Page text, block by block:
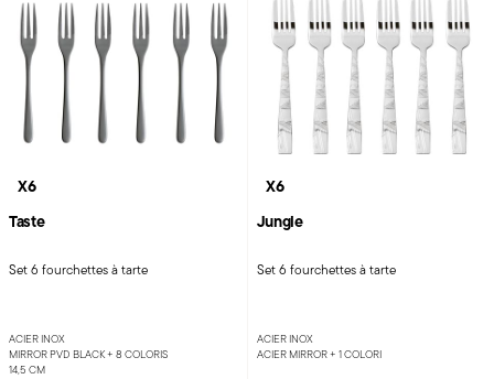
X6
Taste
Set 6 fourchettes à tarte
ACIER INOX
MIRROR PVD BLACK + 8 COLORIS
14,5 CM
X6
Jungle
Set 6 fourchettes à tarte
ACIER INOX
ACIER MIRROR + 1 COLORI